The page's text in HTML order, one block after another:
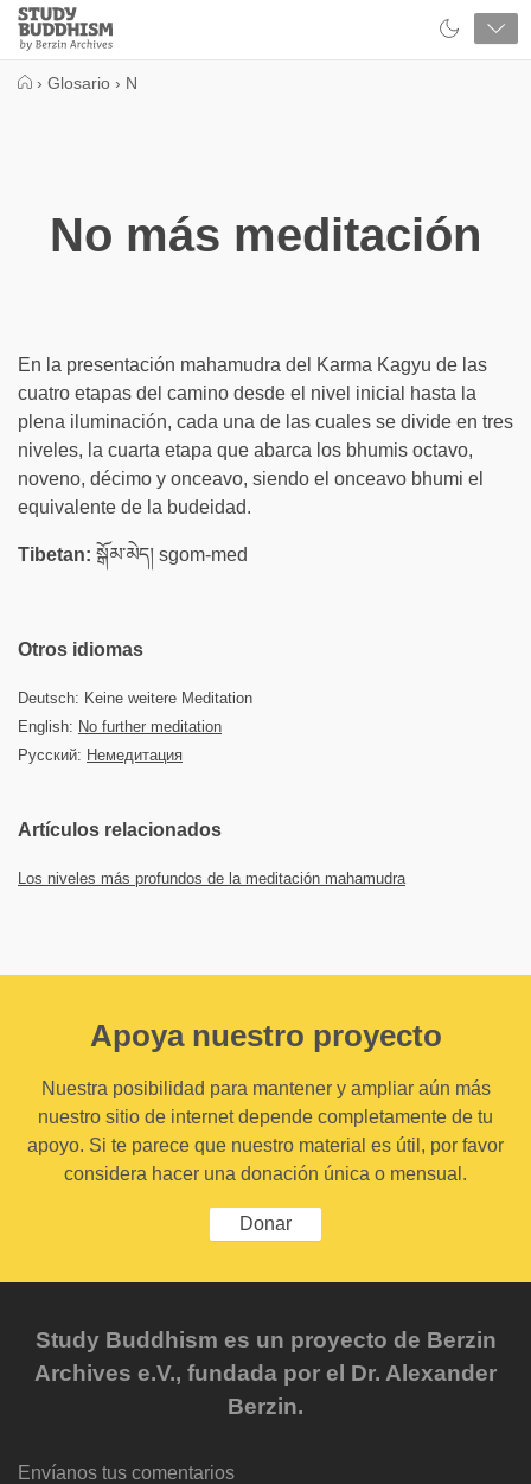
Close
Study
Buddhism
› Glosario › N
No más meditación
En la presentación mahamudra del Karma Kagyu de las
cuatro etapas del camino desde el nivel inicial hasta la
plena iluminación, cada una de las cuales se divide en tres
niveles, la cuarta etapa que abarca los bhumis octavo,
noveno, décimo y onceavo, siendo el onceavo bhumi el
equivalente de la budeidad.
Tibetan: སྒོམ་མེད། sgom-med
Otros idiomas
Deutsch: Keine weitere Meditation
English: No further meditation
Русский: Немедитация
Artículos relacionados
Los niveles más profundos de la meditación mahamudra
Apoya nuestro proyecto
Nuestra posibilidad para mantener y ampliar aún más
nuestro sitio de internet depende completamente de tu
apoyo. Si te parece que nuestro material es útil, por favor
considera hacer una donación única o mensual.
Donar
Study Buddhism es un proyecto de Berzin
Archives e.V., fundada por el Dr. Alexander
Berzin.
Envíanos tus comentarios